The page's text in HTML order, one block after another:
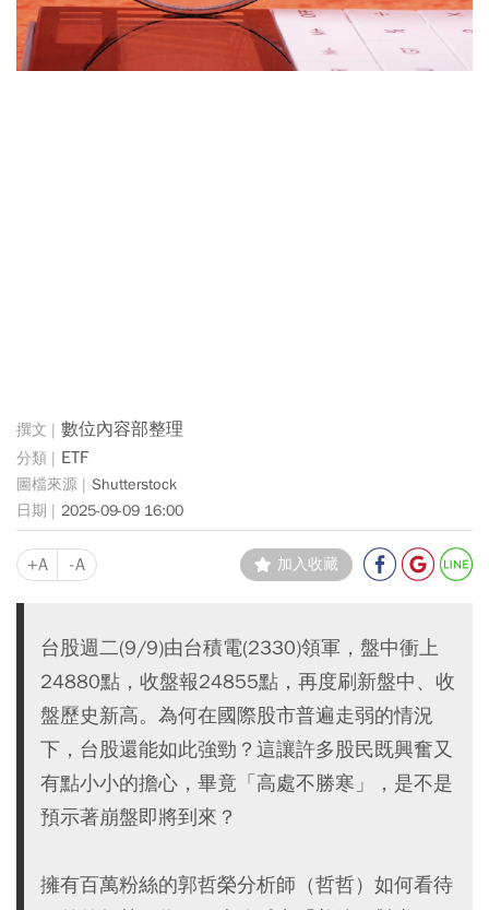
數位內容部整理
ETF
Shutterstock
2025-09-09 16:00
+A -A 加入收藏
台股週二(9/9)由台積電(2330)領軍，盤中衝上
24880點，收盤報24855點，再度刷新盤中、收
盤歷史新高。為何在國際股市普遍走弱的情況
下，台股還能如此強勁？這讓許多股民既興奮又
有點小小的擔心，畢竟「高處不勝寒」，是不是
預示著崩盤即將到來？
擁有百萬粉絲的郭哲榮分析師（哲哲）如何看待